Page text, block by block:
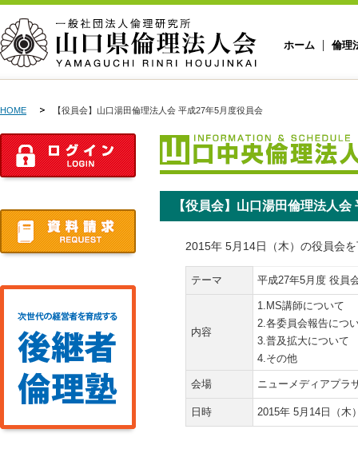
ホーム 倫理
HOME 【役員会】山口湯田倫理法人会 平成27年5月度役員会
【役員会】山口湯田倫理法人
2015年 5月14日（木）の役員会
テーマ 平成27年5月度 役員
内容
1.MS講師について
2.各委員会報告につ
3.普及拡大について
4.その他
会場 ニューメディアプラ
日時 2015年 5月14日（木